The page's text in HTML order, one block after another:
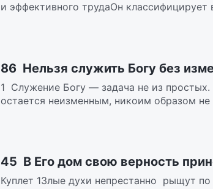
и эффективного трудаОн классифицирует
86 Нельзя служить Богу без
1 Служение Богу — задача не из простых.
остается неизменным, никоим образом не
45 В Его дом свою верность
Куплет 1Злые духи непрестанно рыщут